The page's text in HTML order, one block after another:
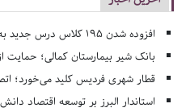
افزوده شدن ۱۹۵ کلاس درس جدید به مدارس البرز
بانک شیر بیمارستان کمالی؛ حمایت
قطار شهری فردیس کلید می‌خورد؛
استاندار البرز بر توسعه اقتصاد